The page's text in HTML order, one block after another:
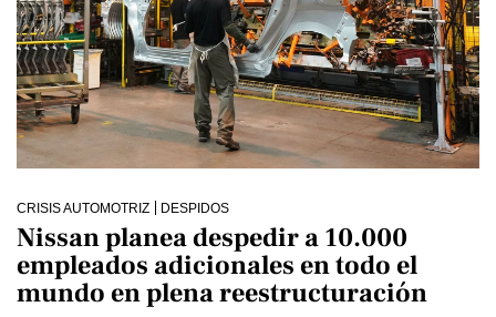
CRISIS AUTOMOTRIZ DESPIDOS
Nissan planea despedir a 10.000
empleados adicionales en todo el
mundo en plena reestructuración